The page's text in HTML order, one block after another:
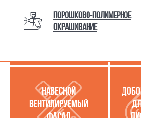
Порошково-полимерное
окрашивание
УСЛУГИ ПО РАБОТЕ С
ЛИСТОВОЙ СТАЛЬЮ
НАВЕСНОЙ
ВЕНТИЛИРУЕМЫЙ